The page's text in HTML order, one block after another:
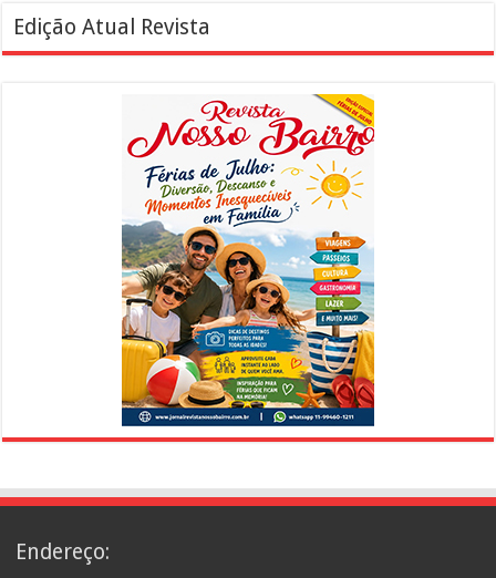
Edição Atual Revista
Endereço: